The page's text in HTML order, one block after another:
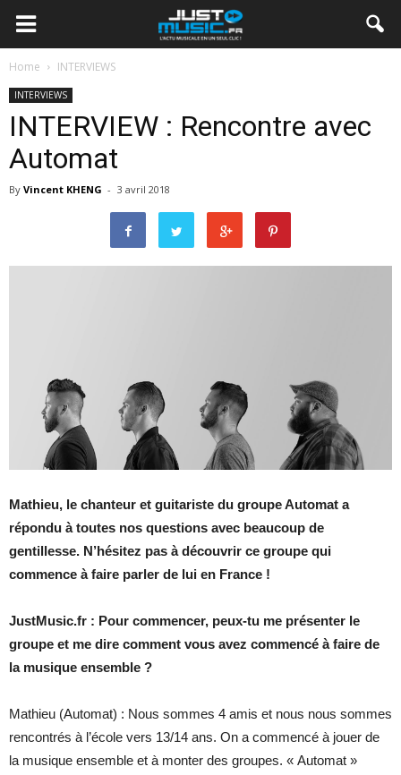
Home INTERVIEWS
INTERVIEWS
INTERVIEW : Rencontre avec
Automat
By Vincent KHENG - 3 avril 2018
Mathieu, le chanteur et guitariste du groupe Automat a
répondu à toutes nos questions avec beaucoup de
gentillesse. N’hésitez pas à découvrir ce groupe qui
commence à faire parler de lui en France !
JustMusic.fr : Pour commencer, peux-tu me présenter le
groupe et me dire comment vous avez commencé à faire de
la musique ensemble ?
Mathieu (Automat) : Nous sommes 4 amis et nous nous sommes
rencontrés à l’école vers 13/14 ans. On a commencé à jouer de
la musique ensemble et à monter des groupes. « Automat »